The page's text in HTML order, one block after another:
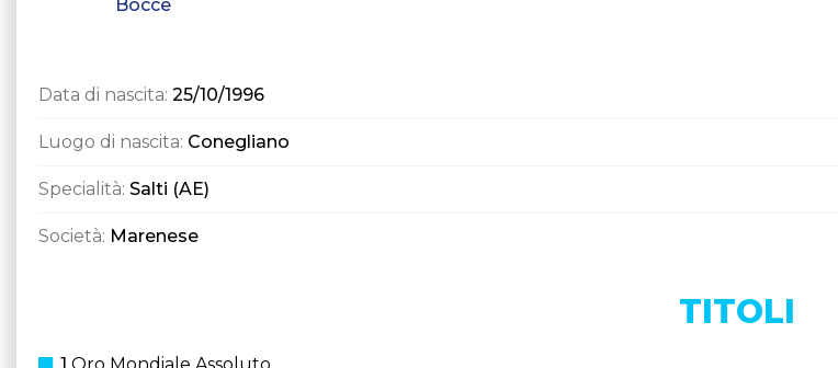
Bocce
Data di nascita: 25/10/1996
Luogo di nascita: Conegliano
Specialità: Salti (AE)
Società: Marenese
TITOLI